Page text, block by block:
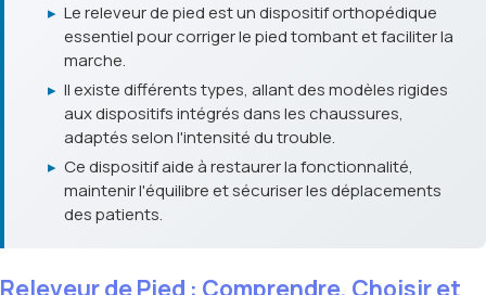
▸ Le releveur de pied est un dispositif orthopédique
essentiel pour corriger le pied tombant et faciliter la
marche.
▸ Il existe différents types, allant des modèles rigides
aux dispositifs intégrés dans les chaussures,
adaptés selon l'intensité du trouble.
▸ Ce dispositif aide à restaurer la fonctionnalité,
maintenir l'équilibre et sécuriser les déplacements
des patients.
Releveur de Pied : Comprendre, Choisir et